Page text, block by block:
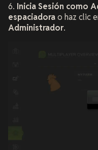
6. Inicia Sesión como
espaciadorao haz clic
Administrador.